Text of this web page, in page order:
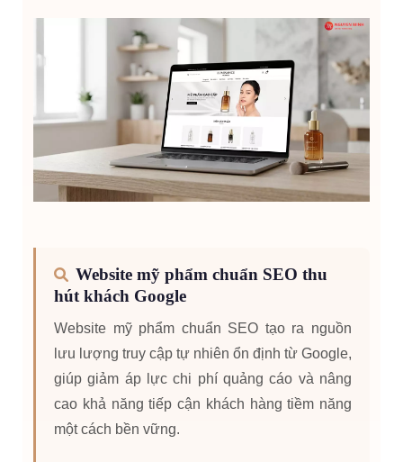
Website mỹ phẩm chuẩn SEO thu
hút khách Google
Website mỹ phẩm chuẩn SEO tạo ra nguồn
lưu lượng truy cập tự nhiên ổn định từ Google,
giúp giảm áp lực chi phí quảng cáo và nâng
cao khả năng tiếp cận khách hàng tiềm năng
một cách bền vững.